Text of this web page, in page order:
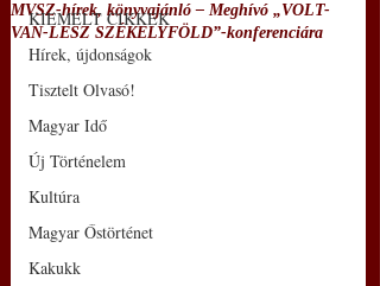
KIEMELT CIKKEK
Hírek, újdonságok
Tisztelt Olvasó!
Magyar Idő
Új Történelem
Kultúra
Magyar Őstörténet
Kakukk
MVSZ-hírek, könyvajánló ‒ Meghívó „VOLT-
VAN-LESZ SZÉKELYFÖLD”-konferenciára